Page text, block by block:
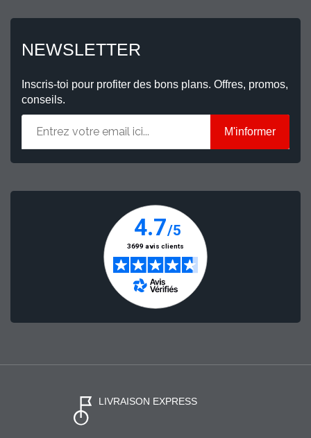
NEWSLETTER
Inscris-toi pour profiter des bons plans. Offres, promos,
conseils.
M'informer
LIVRAISON EXPRESS